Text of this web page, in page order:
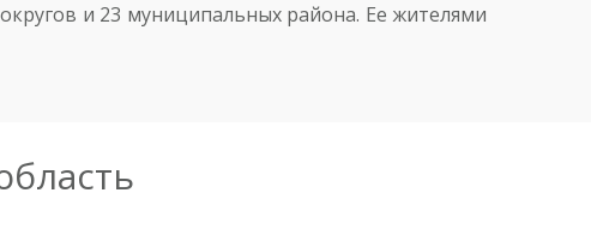
и 23 муниципальных района. Ее жителями